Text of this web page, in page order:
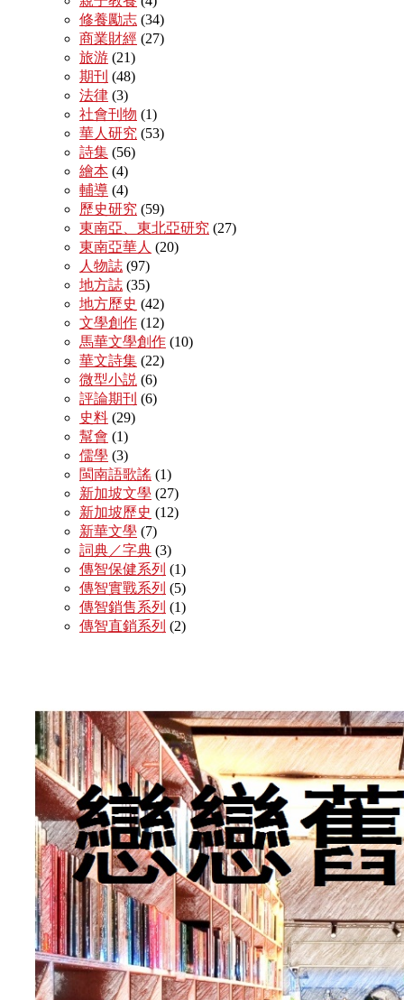
修養勵志 (34)
商業財經 (27)
旅游 (21)
期刊 (48)
法律 (3)
社會刊物 (1)
華人研究 (53)
詩集 (56)
繪本 (4)
輔導 (4)
歷史研究 (59)
東南亞、東北亞研究 (27)
東南亞華人 (20)
人物誌 (97)
地方誌 (35)
地方歷史 (42)
文學創作 (12)
馬華文學創作 (10)
華文詩集 (22)
微型小説 (6)
評論期刊 (6)
史料 (29)
幫會 (1)
儒學 (3)
閩南語歌謠 (1)
新加坡文學 (27)
新加坡歷史 (12)
新華文學 (7)
詞典／字典 (3)
傳智保健系列 (1)
傳智實戰系列 (5)
傳智銷售系列 (1)
傳智直銷系列 (2)